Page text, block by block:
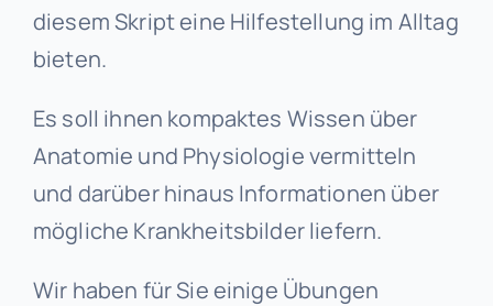
diesem Skript eine Hilfestellung im Alltag
bieten.
Es soll ihnen kompaktes Wissen über
Anatomie und Physiologie vermitteln
und darüber hinaus Informationen über
mögliche Krankheitsbilder liefern.
Wir haben für Sie einige Übungen